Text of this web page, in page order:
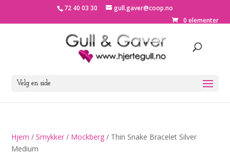
72 40 03 30
gull.gaver@coop.no
0 elementer
Velg en side
Hjem /Smykker / Mockberg / Thin Snake Bracelet Silver
Medium